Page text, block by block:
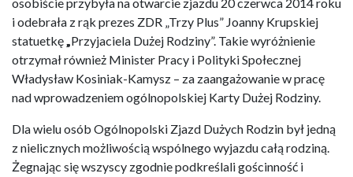
osobiście przybyła na otwarcie zjazdu 20 czerwca 2014 roku
i odebrała z rąk prezes ZDR „Trzy Plus” Joanny Krupskiej
statuetkę„Przyjaciela Dużej Rodziny”. Takie wyróżnienie
otrzymał również Minister Pracy i Polityki Społecznej
Władysław Kosiniak-Kamysz – za zaangażowanie w pracę
nad wprowadzeniem ogólnopolskiej Karty Dużej Rodziny.
Dla wielu osób Ogólnopolski Zjazd Dużych Rodzin był jedną
z nielicznych możliwością wspólnego wyjazdu całą rodziną.
Żegnając się wszyscy zgodnie podkreślali gościnność i